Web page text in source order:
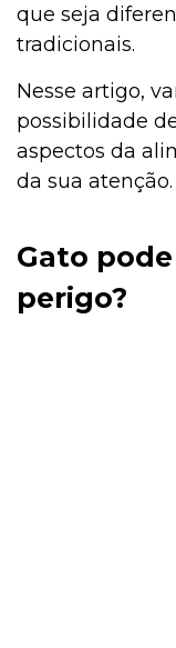
que seja
tradicionais.
Nesse artigo,
possibilidade
aspectos da
da sua
Gato
perigo?